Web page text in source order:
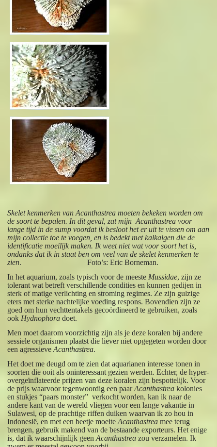
Skelet kenmerken van Acanthastrea moeten bekeken worden om
de soort te bepalen. In dit geval, zat mijn Acanthastrea voor
lange tijd in de sump voordat ik besloot het er uit te vissen om aan
mijn collectie toe te voegen, en is bedekt met kalkalgen die de
identificatie moeilijk maken. Ik weet niet wat voor soort het is,
ondanks dat ik in staat ben om veel van de skelet kenmerken te
zien. Foto’s: Eric Borneman.
In het aquarium, zoals typisch voor de meeste Mussidae, zijn ze
tolerant wat betreft verschillende condities en kunnen gedijen in
sterk of matige verlichting en stroming regimes. Ze zijn gulzige
eters met sterke nachtelijke voeding respons. Bovendien zijn ze
goed om hun vechttentakels gecoördineerd te gebruiken, zoals
ook Hydnophora doet.
Men moet daarom voorzichtig zijn als je deze koralen bij andere
sessiele organismen plaatst die liever niet opgegeten worden door
een agressieveAcanthastrea.
Het doet me deugd om te zien dat aquarianen interesse tonen in
soorten die ooit als oninteressant gezien werden. Echter, de hyper-
overgeïnflateerde prijzen van deze koralen zijn bespottelijk. Voor
de prijs waarvoor tegenwoordig een paarAcanthastrea kolonies
en stukjes “paars monster” verkocht worden, kan ik naar de
andere kant van de wereld vliegen voor een lange vakantie in
Sulawesi, op de prachtige riffen duiken waarvan ik zo hou in
Indonesië, en met een beetje moeiteAcanthastrea mee terug
brengen, gebruik makend van de bestaande exporteurs. Het enige
is, dat ik waarschijnlijk geenAcanthastrea zou verzamelen. Ik